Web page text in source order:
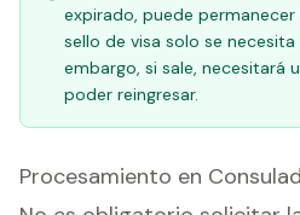
expirado, puede permanecer
sello de visa solo se necesita
embargo, si sale, necesitará
poder reingresar.
Procesamiento en